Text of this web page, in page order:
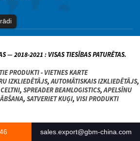
— 2018-2021 : VISAS TIESĪBAS PATURĒTAS.
PRODUKTI- VIETNES KARTE
IZKLIEDĒTĀJS,AUTOMĀTISKAIS IZKLIEDĒTĀJS,
, SPREADER BEAMLOGISTICS,APELSĪNU
, SATVERIET KUĢI, VISI PRODUKTI
sales.export@gbm-china.com